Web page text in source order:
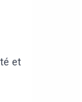
et